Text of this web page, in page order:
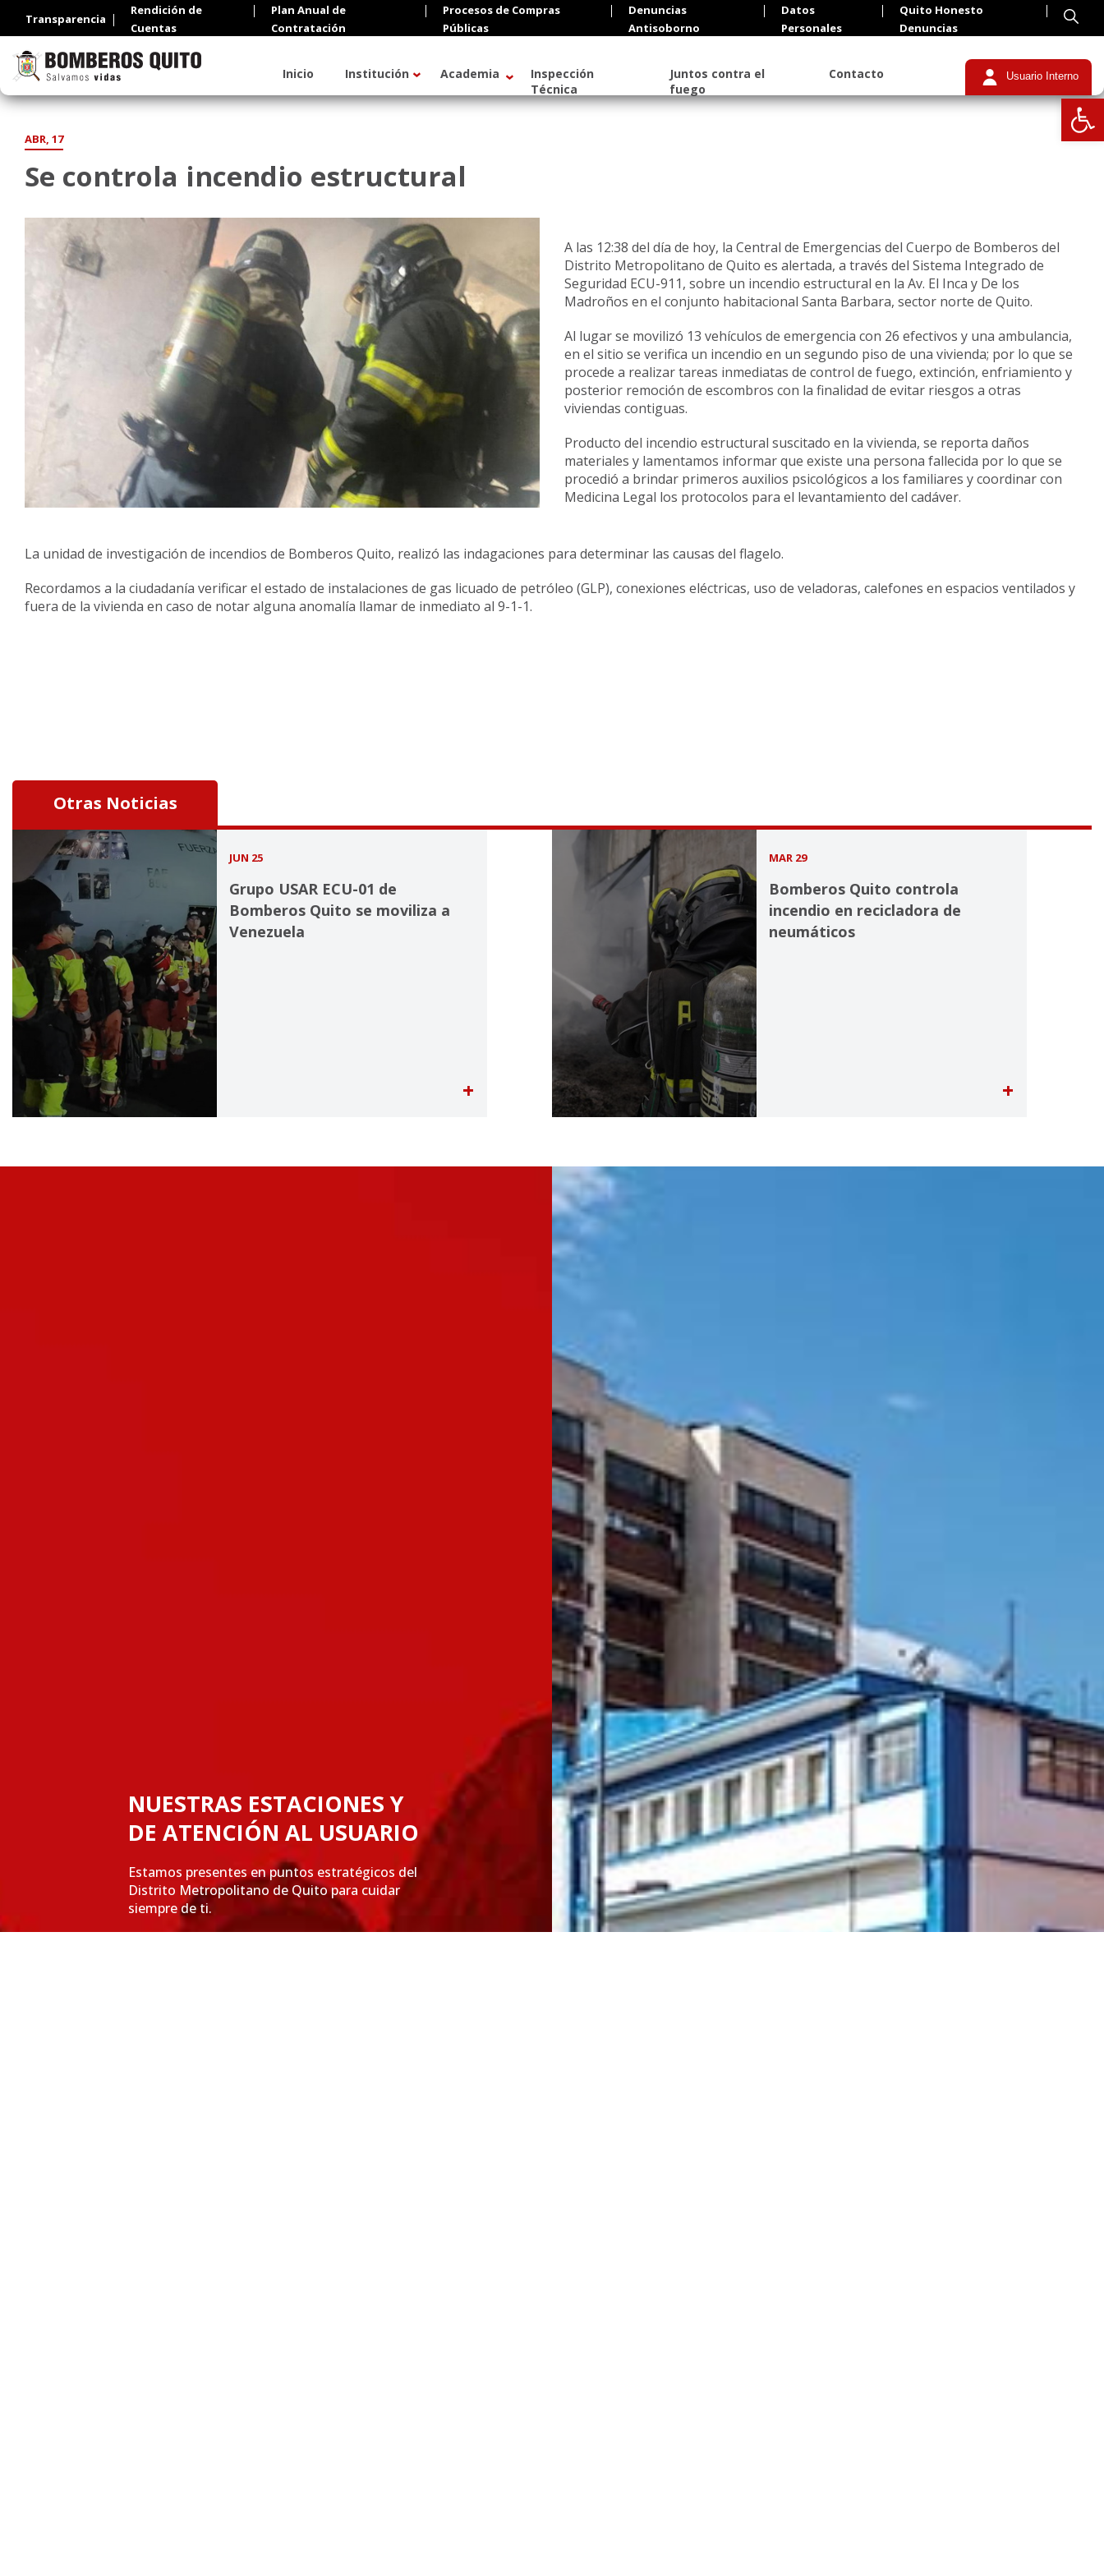
Transparencia
Rendición de
Cuentas
Plan Anual de
Contratación
Procesos de Compras
Públicas
Denuncias
Antisoborno
Datos
Personales
Quito Honesto
Denuncias
Inicio Institución Academia
Inspección
Técnica
Juntos contra el
fuego
Contacto Usuario Interno
ABR, 17
Se controla incendio estructural
A las 12:38 del día de hoy, la Central de Emergencias del Cuerpo de Bomberos del
Distrito Metropolitano de Quito es alertada, a través del Sistema Integrado de
Seguridad ECU-911, sobre un incendio estructural en la Av. El Inca y De los
Madroños en el conjunto habitacional Santa Barbara, sector norte de Quito.
Al lugar se movilizó 13 vehículos de emergencia con 26 efectivos y una ambulancia,
en el sitio se verifica un incendio en un segundo piso de una vivienda; por lo que se
procede a realizar tareas inmediatas de control de fuego, extinción, enfriamiento y
posterior remoción de escombros con la finalidad de evitar riesgos a otras
viviendas contiguas.
Producto del incendio estructural suscitado en la vivienda, se reporta daños
materiales y lamentamos informar que existe una persona fallecida por lo que se
procedió a brindar primeros auxilios psicológicos a los familiares y coordinar con
Medicina Legal los protocolos para el levantamiento del cadáver.
La unidad de investigación de incendios de Bomberos Quito, realizó las indagaciones para determinar las causas del flagelo.
Recordamos a la ciudadanía verificar el estado de instalaciones de gas licuado de petróleo (GLP), conexiones eléctricas, uso de veladoras, calefones en espacios ventilados y
fuera de la vivienda en caso de notar alguna anomalía llamar de inmediato al 9-1-1.
Otras Noticias
JUN 25
Grupo USAR ECU-01 de
Bomberos Quito se moviliza a
Venezuela
+
MAR 29
Bomberos Quito controla
incendio en recicladora de
neumáticos
+
NUESTRAS ESTACIONES Y
DE ATENCIÓN AL USUARIO
Estamos presentes en puntos estratégicos del
Distrito Metropolitano de Quito para cuidar
siempre de ti.